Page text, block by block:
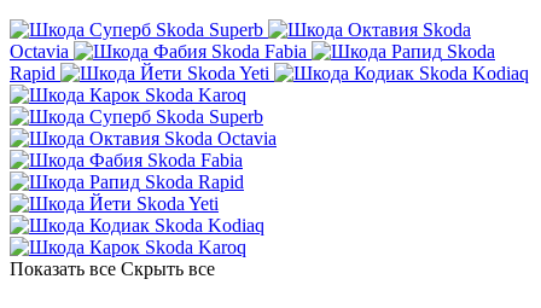
Skoda Superb
Skoda
Octavia
Skoda Fabia
Skoda
Rapid
Skoda Yeti
Skoda Kodiaq
Skoda Karoq
Skoda Superb
Skoda Octavia
Skoda Fabia
Skoda Rapid
Skoda Yeti
Skoda Kodiaq
Skoda Karoq
Показать все Скрыть все